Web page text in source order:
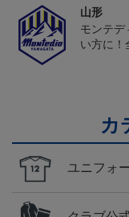
山形
モンテデ
い方に！
カ
ユニフォ